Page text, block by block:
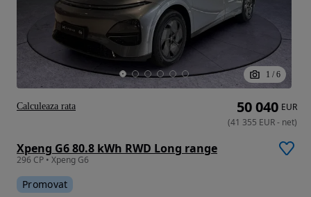
1 / 6
Xpeng G6 80.8 kWh RWD Long range
296 CP • Xpeng G6
Promovat
50 040 EUR
(41 355 EUR- net)
Calculeaza rata